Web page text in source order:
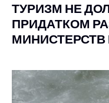
ТУРИЗМ НЕ
ПРИДАТКОМ